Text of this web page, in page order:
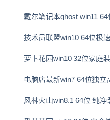
戴尔笔记本ghost win11 64
技术员联盟win10 64位极
萝卜花园win10 32位家庭
电脑店最新win7 64位独立
风林火山win8.1 64位 纯净